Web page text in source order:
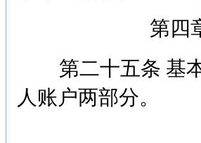
第四
第二十五条 基
人账户两部分。